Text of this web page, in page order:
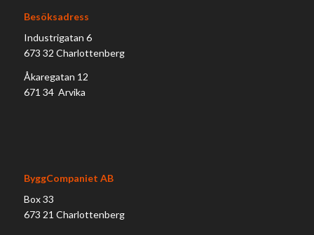
Besöksadress
Industrigatan 6
673 32 Charlottenberg
Åkaregatan 12
671 34 Arvika
ByggCompaniet AB
Box 33
673 21 Charlottenberg